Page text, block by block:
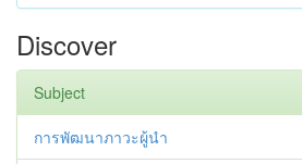
Discover
Subject
การพัฒนาภาวะผู้นำ